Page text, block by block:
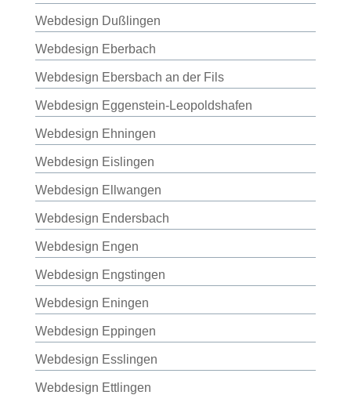
Webdesign Dußlingen
Webdesign Eberbach
Webdesign Ebersbach an der Fils
Webdesign Eggenstein-Leopoldshafen
Webdesign Ehningen
Webdesign Eislingen
Webdesign Ellwangen
Webdesign Endersbach
Webdesign Engen
Webdesign Engstingen
Webdesign Eningen
Webdesign Eppingen
Webdesign Esslingen
Webdesign Ettlingen